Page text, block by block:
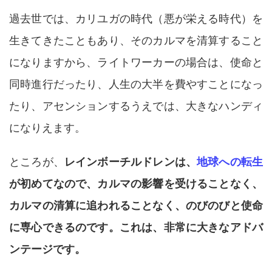
過去世では、カリユガの時代（悪が栄える時代）を
生きてきたこともあり、そのカルマを清算すること
になりますから、ライトワーカーの場合は、使命と
同時進行だったり、人生の大半を費やすことになっ
たり、アセンションするうえでは、大きなハンディ
になりえます。
ところが、 レインボーチルドレンは、地球への転生
が初めてなので、カルマの影響を受けることなく、
カルマの清算に追われることなく、のびのびと使命
に専心できるのです。これは、非常に大きなアドバ
ンテージです。